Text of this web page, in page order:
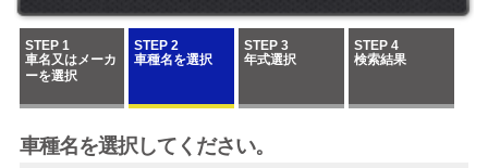
STEP 1
車名又はメーカ
ーを選択
STEP 2
車種名を選択
STEP 3
年式選択
STEP 4
検索結果
車種名を選択してください。